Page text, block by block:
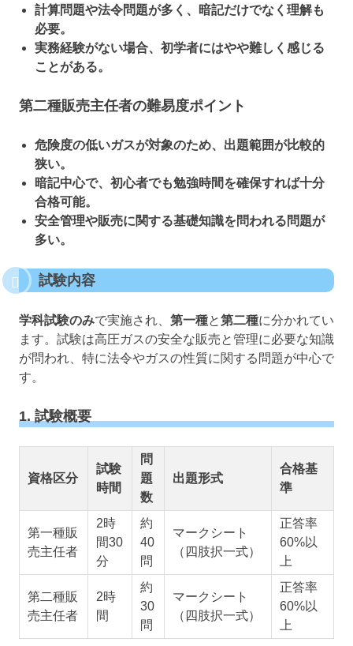
計算問題や法令問題が多く、暗記だけでなく理解も
必要。
実務経験がない場合、初学者にはやや難しく感じる
ことがある。
第二種販売主任者の難易度ポイント
危険度の低いガスが対象のため、出題範囲が比較的
狭い。
暗記中心で、初心者でも勉強時間を確保すれば十分
合格可能。
安全管理や販売に関する基礎知識を問われる問題が
多い。
試験内容
学科試験のみで実施され、 第一種と第二種に分かれてい
ます。試験は高圧ガスの安全な販売と管理に必要な知識
が問われ、特に法令やガスの性質に関する問題が中心で
す。
1. 試験概要
資格区分
試験
時間
問
題
数
出題形式
合格基
準
第一種販
売主任者
2時
間30
分
約
40
問
マークシート
（四肢択一式）
正答率
60%以
上
第二種販
売主任者
2時
間
約
30
問
マークシート
（四肢択一式）
正答率
60%以
上